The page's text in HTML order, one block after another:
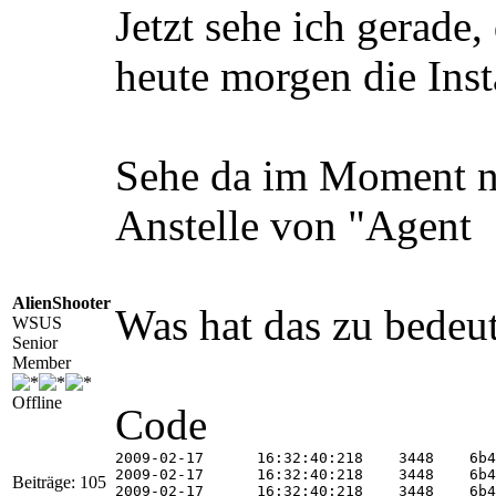
AlienShooter
WSUS
Senior
Member
Offline
Beiträge: 105
Jetzt sehe ich
heute morgen die
Sehe da im Moment
Anstelle von
Was hat das zu
Code
2009-02-17	16:32:40:218	3448	6b4	Misc	===========  Logging initialized (build: 7.2.6001.784, tz: +0100)  ===========
2009-02-17	16:32:40:218	3448	6b4	Misc	  = Process: C:\WINDOWS\system32\cscript.exe
2009-02-17	16:32:40:218	3448	6b4	Misc	  = Module: C:\WINDOWS\system32\wuapi.dll